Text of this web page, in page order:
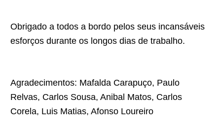
Obrigado a todos a bordo pelos seus incansáveis
esforços durante os longos dias de trabalho.
Agradecimentos: Mafalda Carapuço, Paulo
Relvas, Carlos Sousa, Anibal Matos, Carlos
Corela, Luis Matias, Afonso Loureiro